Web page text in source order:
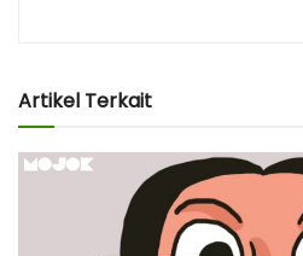
Artikel Terkait